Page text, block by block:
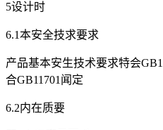
5设计时
6.1本安全技求要求
产品基本安生技术要求特会
合GB11701闻定
6.2内在质要